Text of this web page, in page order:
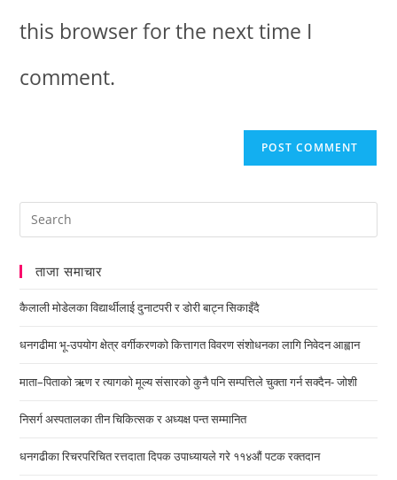
this browser for the next time I
comment.
ताजा समाचार
कैलाली मोडेलका विद्यार्थीलाई दुनाटपरी र डोरी बाट्न सिकाइँदै
धनगढीमा भू-उपयोग क्षेत्र वर्गीकरणको कित्तागत विवरण संशोधनका लागि निवेदन आह्वान
माता–पिताको ऋण र त्यागको मूल्य संसारको कुनै पनि सम्पत्तिले चुक्ता गर्न सक्दैन- जोशी
निसर्ग अस्पतालका तीन चिकित्सक र अध्यक्ष पन्त सम्मानित
धनगढीका रिचरपरिचित रत्तदाता दिपक उपाध्यायले गरे ११४औं पटक रक्तदान